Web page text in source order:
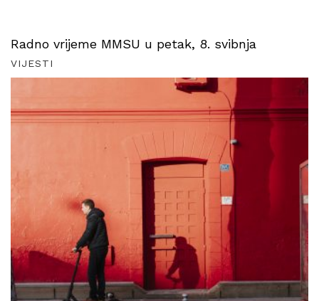
Radno vrijeme MMSU u petak, 8. svibnja
VIJESTI